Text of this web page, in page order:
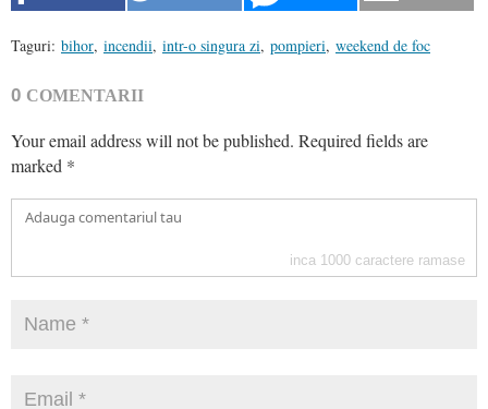
Taguri: bihor, incendii, intr-o singura zi, pompieri, weekend de foc
0 COMENTARII
Your email address will not be published. Required fields are
marked *
inca 1000 caractere ramase